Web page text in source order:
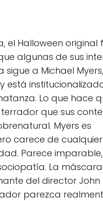
el Halloween original
algunas de sus
sigue a Michael
está
Lo que hace
que sus
Myers es
carece de
Parece
La
del director
parezca